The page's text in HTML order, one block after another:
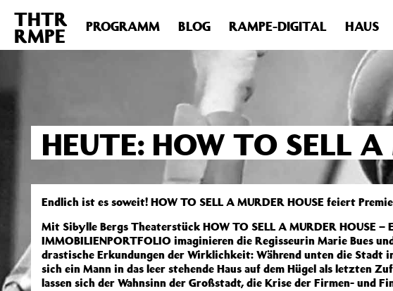
Deprecated : Die Funktion post_permalink ist seit Version 4.4.0 veraltet!
includes/functions.phpon line6031
THTR
RMPE PROGRAMM BLOG RAMPE-DIGITAL HAUS
HEUTE: HOW TO SELL A
Endlich ist es soweit! HOW TO SELL A MURDER HOUSE feiert
Mit Sibylle Bergs Theaterstück HOW TO SELL A MURDER HOUSE –
IMMOBILIENPORTFOLIO imaginieren die Regisseurin Marie Bues
drastische Erkundungen der Wirklichkeit: Während unten die
sich ein Mann in das leer stehende Haus auf dem Hügel als letzten
lassen sich der Wahnsinn der Großstadt, die Krise der Firmen- und